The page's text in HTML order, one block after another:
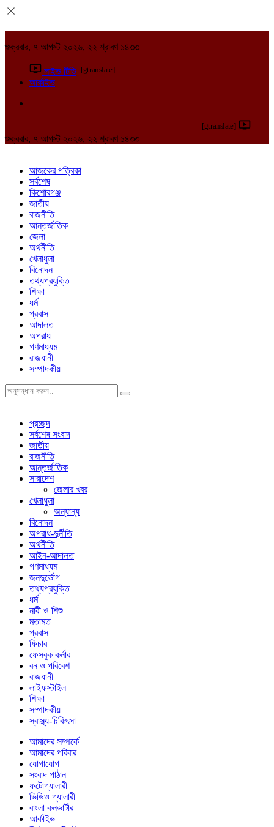
শুক্রবার, ৭ আগস্ট ২০২৬, ২২ শ্রাবণ ১৪৩৩
লাইভ টিভি [gtranslate]
আর্কাইভ
[gtranslate]
শুক্রবার, ৭ আগস্ট ২০২৬, ২২ শ্রাবণ ১৪৩৩
আজকের পত্রিকা
সর্বশেষ
কিশোরগঞ্জ
জাতীয়
রাজনীতি
আন্তর্জাতিক
জেলা
অর্থনীতি
খেলাধুলা
বিনোদন
তথ্যপ্রযুক্তি
শিক্ষা
ধর্ম
প্রবাস
আদালত
অপরাধ
গণমাধ্যম
রাজধানী
সম্পাদকীয়
প্রচ্ছদ
সর্বশেষ সংবাদ
জাতীয়
রাজনীতি
আন্তর্জাতিক
সারাদেশ
জেলার খবর
খেলাধুলা
অন্যান্য
বিনোদন
অপরাধ-দুর্নীতি
অর্থনীতি
আইন-আদালত
গণমাধ্যম
জনদুর্ভোগ
তথ্যপ্রযুক্তি
ধর্ম
নারী ও শিশু
মতামত
প্রবাস
ফিচার
ফেসবুক কর্নার
বন ও পরিবেশ
রাজধানী
লাইফস্টাইল
শিক্ষা
সম্পাদকীয়
স্বাস্থ্য-চিকিৎসা
আমাদের সম্পর্কে
আমাদের পরিবার
যোগাযোগ
সংবাদ পাঠান
ফটোগ্যালারী
ভিডিও গ্যালারী
বাংলা কনভার্টার
আর্কাইভ